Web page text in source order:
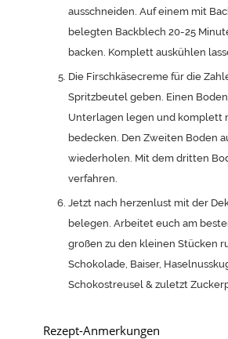
ausschneiden. Auf einem mit
belegten Backblech 20-25
backen. Komplett auskühlen
Die Firschkäsecreme für die
Spritzbeutel geben. Einen
Unterlagen legen und komplett
bedecken. Den Zweiten Boden
wiederholen. Mit dem dritten
verfahren.
Jetzt nach herzenlust mit der
belegen. Arbeitet euch am
großen zu den kleinen Stücken
Schokolade, Baiser,
Schokostreusel & zuletzt
Rezept-Anmerkungen